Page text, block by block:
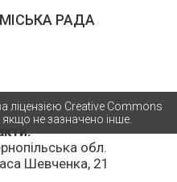
РАДА
обл.
Шевченка, 21
ліцензією Creative Commons
не зазначено інше.